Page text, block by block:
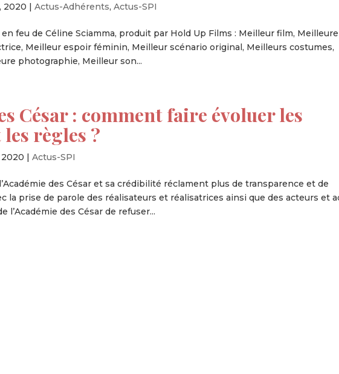
2020 |Actus-Adhérents,Actus-SPI
feu de Céline Sciamma, produit par Hold Up Films : Meilleur film, Meilleure
Meilleur espoir féminin, Meilleur scénario original, Meilleurs costumes,
photographie, Meilleur son...
César : comment faire évoluer les
règles ?
2020 |Actus-SPI
des César et sa crédibilité réclament plus de transparence et de
la prise de parole des réalisateurs et réalisatrices ainsi que des acteurs et
l’Académie des César de refuser...